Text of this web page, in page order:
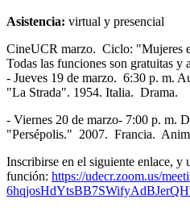
Asistencia: virtual y presencial
CineUCR marzo. Ciclo: "Mujeres
Todas las funciones son gratuitas y
- Jueves 19 de marzo. 6:30 p. m.
"La Strada". 1954. Italia. Drama.
- Viernes 20 de marzo- 7:00 p. m.
"Persépolis." 2007. Francia.
Inscribirse en el siguiente enlace, y
función: https://udecr.zoom.us/